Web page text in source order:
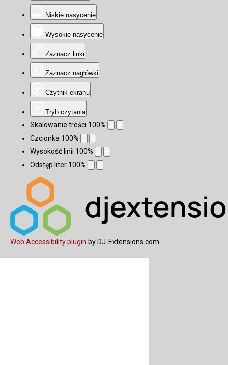
Niskie nasycenie
Wysokie nasycenie
Zaznacz linki
Zaznacz nagłówki
Czytnik ekranu
Tryb czytania
Skalowanie treści 100%
Czcionka 100%
Wysokość linii 100%
Odstęp liter 100%
Web Accessibility plugin by DJ-Extensions.com